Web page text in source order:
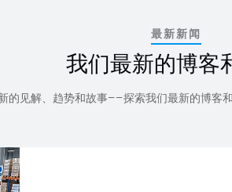
最新新闻
我们最新的博客
的见解、趋势和故事——探索我们最新的博客